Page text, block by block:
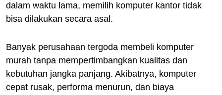
dalam waktu lama, memilih komputer kantor tidak
bisa dilakukan secara asal.
Banyak perusahaan tergoda membeli komputer
murah tanpa mempertimbangkan kualitas dan
kebutuhan jangka panjang. Akibatnya, komputer
cepat rusak, performa menurun, dan biaya